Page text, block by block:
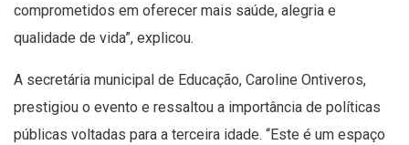
comprometidos em oferecer mais saúde, alegria e
qualidade de vida”, explicou.
A secretária municipal de Educação, Caroline Ontiveros,
prestigiou o evento e ressaltou a importância de políticas
públicas voltadas para a terceira idade. “Este é um espaço